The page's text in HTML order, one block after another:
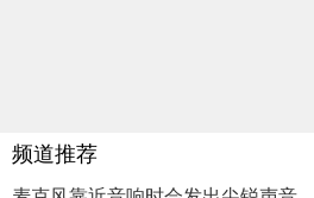
频道推荐